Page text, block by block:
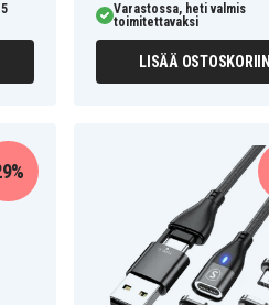
Varastossa, heti valmis
toimitettavaksi
LISÄÄ OSTOSKORIIN